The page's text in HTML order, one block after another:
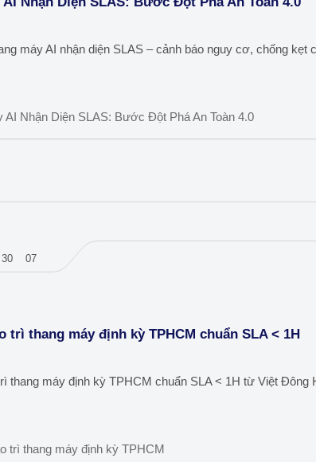
máy AI nhận diện SLAS – cảnh báo nguy cơ, chống
30 07
trì thang máy định kỳ TPHCM chuẩn SLA < 1H
thang máy định kỳ TPHCM chuẩn SLA < 1H từ Việt